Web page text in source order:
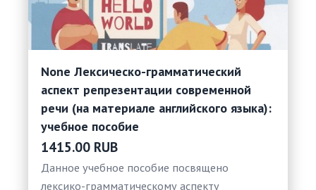
None Лексическо-грамматический
аспект репрезентации современной
речи (на материале английского языка):
учебное пособие
1415.00 RUB
Данное учебное пособие посвящено
лексико-грамматическому аспекту